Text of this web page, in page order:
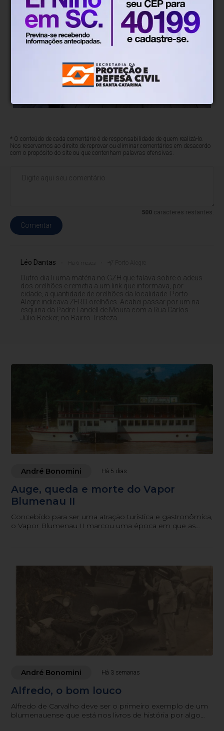
* O conteúdo de cada comentário é de responsabilidade de quem realizá-lo.
Nos reservamos ao direito de reprovar ou eliminar comentários em desacordo
com o propósito do site ou que contenham palavras ofensivas.
500caracteres restantes.
Comentar
Léo Dantas Há 6 meses
Outro dia li uma matéria no GZH que falava sobre o adeus
dos orelhões e remetia a um link que informava, por
cidade, a quantidade de orelhões da localidade. Porto
Alegre indicava ZERO orelhões. Acabei passar por um na
esquina da Padre Landell de Moura com a Rua Carlos
Júlio Becker, no Bairro Tristeza.
André Bonomini Há 5 dias
Auge, queda e morte do Vapor
Blumenau II
Concebido para ser uma atração turística e gastronômica,
o Vapor Blumenau II marcou uma época em que as
André Bonomini Há 3 semanas
Alfredo, o bom louco
Alfredo de Carvalho deve ser o primeiro exemplo de um
blumenauense que está nos livros de história por algo